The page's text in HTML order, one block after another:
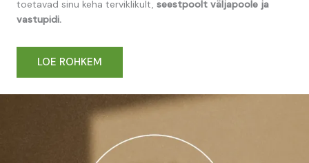
toetavad sinu keha terviklikult, seestpoolt väljapoole ja
vastupidi.
LOE ROHKEM